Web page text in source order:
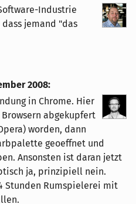
Industrie
jemand "das
2008:
in Chrome. Hier
abgekupfert
worden, dann
geoeffnet und
Ansonsten ist daran jetzt
ja, prinzipiell nein.
Stunden Rumspielerei mit